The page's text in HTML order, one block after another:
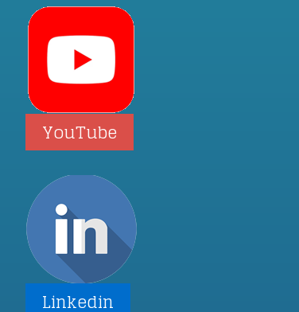
YouTube
Linkedin